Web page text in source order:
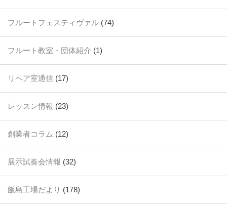
フルートフェスティヴァル (74)
フルート教室・団体紹介 (1)
リペア室通信 (17)
レッスン情報 (23)
創業者コラム (12)
展示試奏会情報 (32)
飯島工場だより (178)